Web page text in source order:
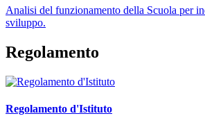
Analisi del funzionamento della Scuola per
sviluppo.
Regolamento
Regolamento d'Istituto